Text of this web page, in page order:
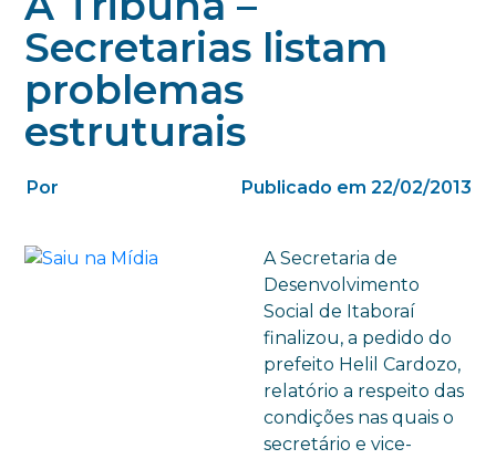
Secretarias listam
problemas
estruturais
Por Publicado em 22/02/2013
A Secretaria de
Desenvolvimento
Social de Itaboraí
finalizou, a pedido do
prefeito Helil Cardozo,
relatório a respeito das
condições nas quais o
secretário e vice-